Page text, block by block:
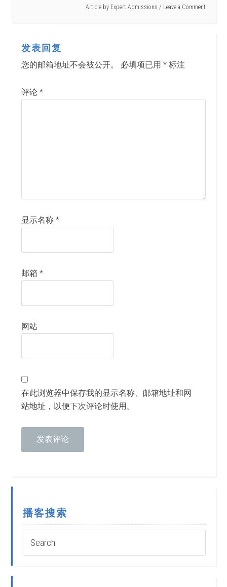
Article by Expert Admissions Leave a Comment
发表回复
您的邮箱地址不会被公开。 必填项已用* 标注
评论*
显示名称*
邮箱*
网站
在此浏览器中保存我的显示名称、邮箱地址和网
站地址，以便下次评论时使用。
播客搜索